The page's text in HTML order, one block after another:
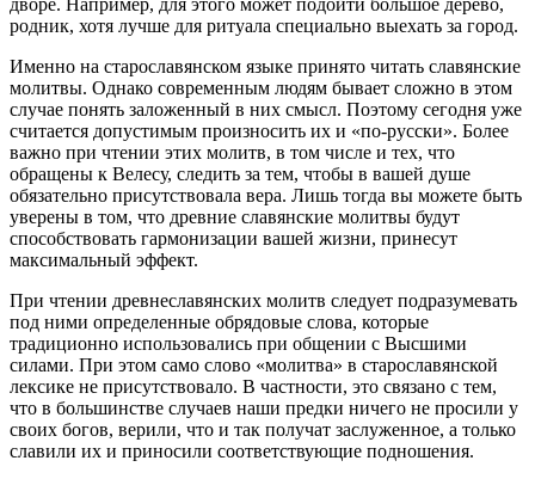
дворе. Например, для этого может подойти большое дерево,
родник, хотя лучше для ритуала специально выехать за город.
Именно на старославянском языке принято читать славянские
молитвы. Однако современным людям бывает сложно в этом
случае понять заложенный в них смысл. Поэтому сегодня уже
считается допустимым произносить их и «по-русски». Более
важно при чтении этих молитв, в том числе и тех, что
обращены к Велесу, следить за тем, чтобы в вашей душе
обязательно присутствовала вера. Лишь тогда вы можете быть
уверены в том, что древние славянские молитвы будут
способствовать гармонизации вашей жизни, принесут
максимальный эффект.
При чтении древнеславянских молитв следует подразумевать
под ними определенные обрядовые слова, которые
традиционно использовались при общении с Высшими
силами. При этом само слово «молитва» в старославянской
лексике не присутствовало. В частности, это связано с тем,
что в большинстве случаев наши предки ничего не просили у
своих богов, верили, что и так получат заслуженное, а только
славили их и приносили соответствующие подношения.